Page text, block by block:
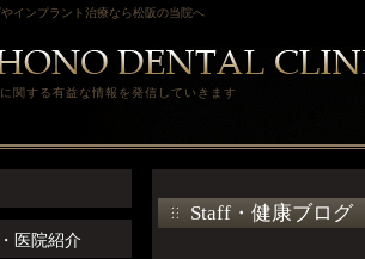
インプラント治療なら松阪の当院へ
関する有益な情報を発信していきます
Staff・健康ブログ
医院紹介